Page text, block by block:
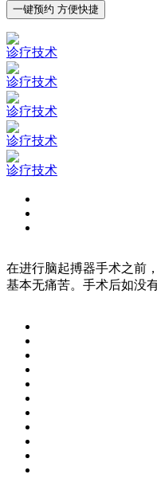
一键预约 方便快捷
诊疗技术
诊疗技术
诊疗技术
诊疗技术
诊疗技术
在进行脑起搏器手术之前
基本无痛苦。手术后如没